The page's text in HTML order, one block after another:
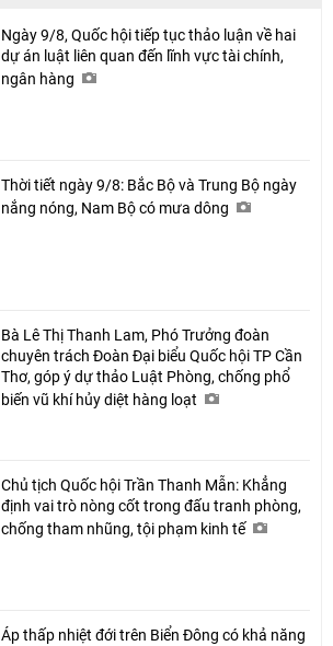
Ngày 9/8, Quốc hội tiếp tục thảo luận về hai
dự án luật liên quan đến lĩnh vực tài chính,
ngân hàng
Thời tiết ngày 9/8: Bắc Bộ và Trung Bộ ngày
nắng nóng, Nam Bộ có mưa dông
Bà Lê Thị Thanh Lam, Phó Trưởng đoàn
chuyên trách Đoàn Đại biểu Quốc hội TP Cần
Thơ, góp ý dự thảo Luật Phòng, chống phổ
biến vũ khí hủy diệt hàng loạt
Chủ tịch Quốc hội Trần Thanh Mẫn: Khẳng
định vai trò nòng cốt trong đấu tranh phòng,
chống tham nhũng, tội phạm kinh tế
Áp thấp nhiệt đới trên Biển Đông có khả năng